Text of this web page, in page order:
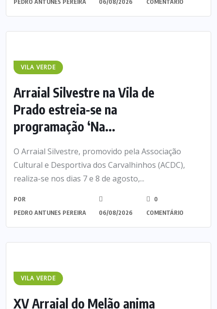
PEDRO ANTUNES PEREIRA
06/08/2026
COMENTÁRIO
VILA VERDE
Arraial Silvestre na Vila de
Prado estreia-se na
programação ‘Na...
O Arraial Silvestre, promovido pela Associação
Cultural e Desportiva dos Carvalhinhos (ACDC),
realiza-se nos dias 7 e 8 de agosto,...
POR
PEDRO ANTUNES PEREIRA
06/08/2026
0
COMENTÁRIO
VILA VERDE
XV Arraial do Melão anima